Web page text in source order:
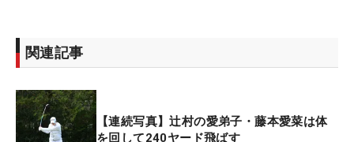
関連記事
【連続写真】辻村の愛弟子・藤本愛菜は体
を回して240ヤード飛ばす